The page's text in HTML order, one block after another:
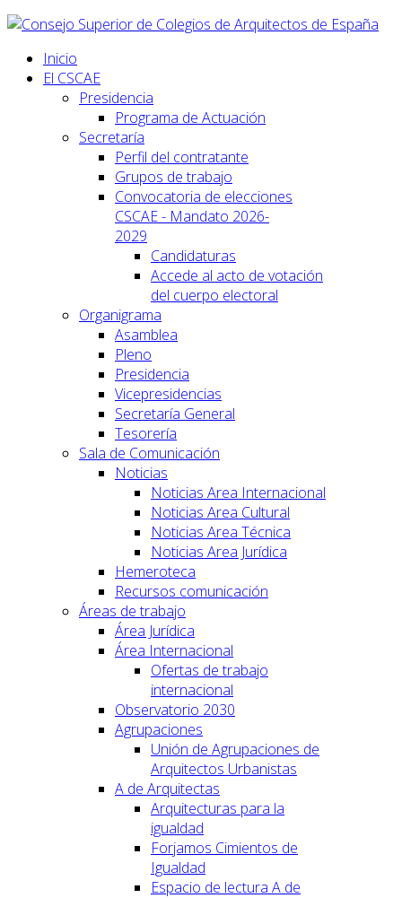
Inicio
El CSCAE
Presidencia
Programa de Actuación
Secretaría
Perfil del contratante
Grupos de trabajo
Convocatoria de elecciones
CSCAE - Mandato 2026-
2029
Candidaturas
Accede al acto de votación
del cuerpo electoral
Organigrama
Asamblea
Pleno
Presidencia
Vicepresidencias
Secretaría General
Tesorería
Sala de Comunicación
Noticias
Noticias Area Internacional
Noticias Area Cultural
Noticias Area Técnica
Noticias Area Jurídica
Hemeroteca
Recursos comunicación
Áreas de trabajo
Área Jurídica
Área Internacional
Ofertas de trabajo
internacional
Observatorio 2030
Agrupaciones
Unión de Agrupaciones de
Arquitectos Urbanistas
A de Arquitectas
Arquitecturas para la
igualdad
Forjamos Cimientos de
Igualdad
Espacio de lectura A de